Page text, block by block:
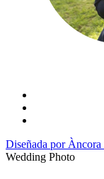
Diseñada por
Wedding Photo